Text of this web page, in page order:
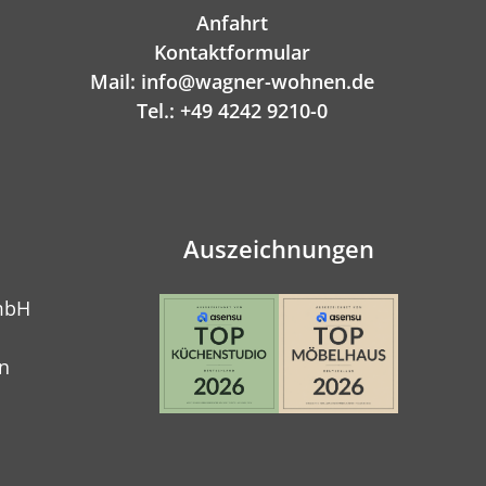
Anfahrt
Kontaktformular
Mail: info@wagner-wohnen.de
Tel.: +49 4242 9210-0
Auszeichnungen